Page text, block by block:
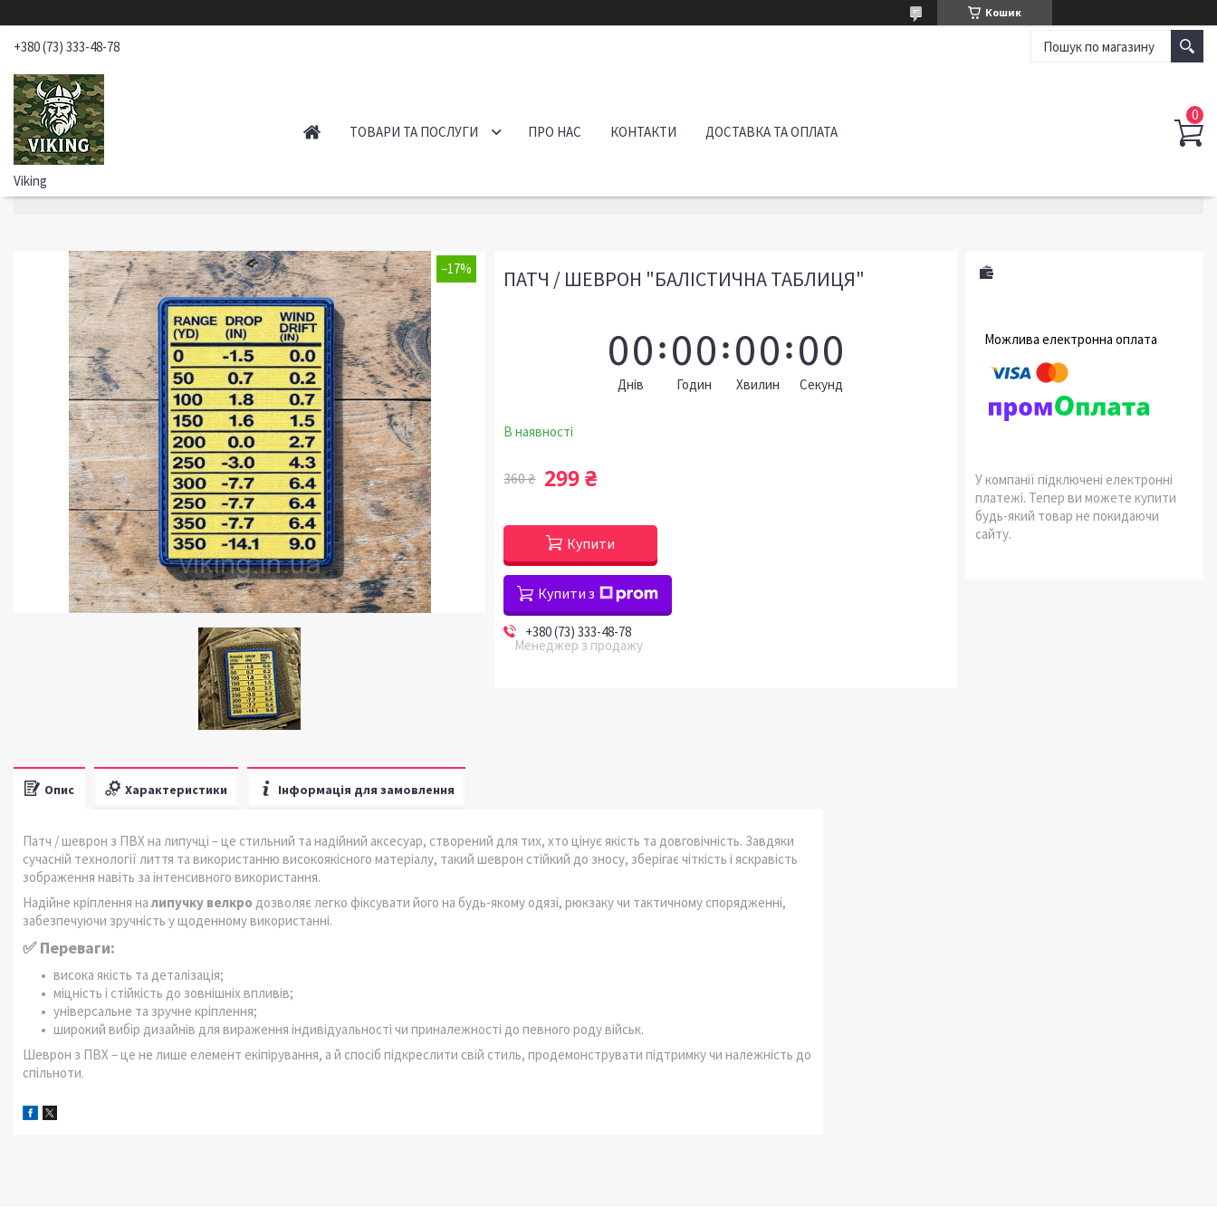
Кошик
+380 (73) 333-48-78
Viking
ТОВАРИ ТА ПОСЛУГИ ПРО НАС КОНТАКТИ ДОСТАВКА ТА ОПЛАТА
–17% ПАТЧ / ШЕВРОН "БАЛІСТИЧНА ТАБЛИЦЯ"
00
Днів
00
Годин
00
Хвилин
00
Секунд
В наявності
360 ₴ 299 ₴
Купити
Купити з
+380 (73) 333-48-78
Менеджер з продажу
У компанії підключені електронні
платежі. Тепер ви можете купити
будь-який товар не покидаючи
сайту.
Опис Характеристики Інформація для замовлення
Патч / шеврон з ПВХ на липучці – це стильний та надійний аксесуар, створений для тих, хто цінує якість та довговічність. Завдяки
сучасній технології лиття та використанню високоякісного матеріалу, такий шеврон стійкий до зносу, зберігає чіткість і яскравість
зображення навіть за інтенсивного використання.
Надійне кріплення налипучку велкро дозволяє легко фіксувати його на будь-якому одязі, рюкзаку чи тактичному спорядженні,
забезпечуючи зручність у щоденному використанні.
✅ Переваги:
висока якість та деталізація;
міцність і стійкість до зовнішніх впливів;
універсальне та зручне кріплення;
широкий вибір дизайнів для вираження індивідуальності чи приналежності до певного роду військ.
Шеврон з ПВХ – це не лише елемент екіпірування, а й спосіб підкреслити свій стиль, продемонструвати підтримку чи належність до
спільноти.